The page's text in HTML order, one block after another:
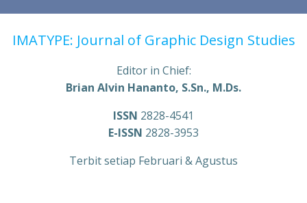
IMATYPE: Journal of Graphic Design Studies
Editor in Chief:
Brian Alvin Hananto, S.Sn., M.Ds.
ISSN 2828-4541
E-ISSN 2828-3953
Terbit setiap Februari & Agustus